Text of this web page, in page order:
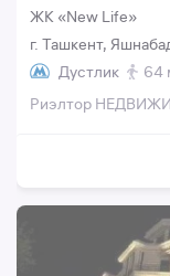
ЖК «New Life»
г. Ташкент,
Дустлик
64
Риэлтор